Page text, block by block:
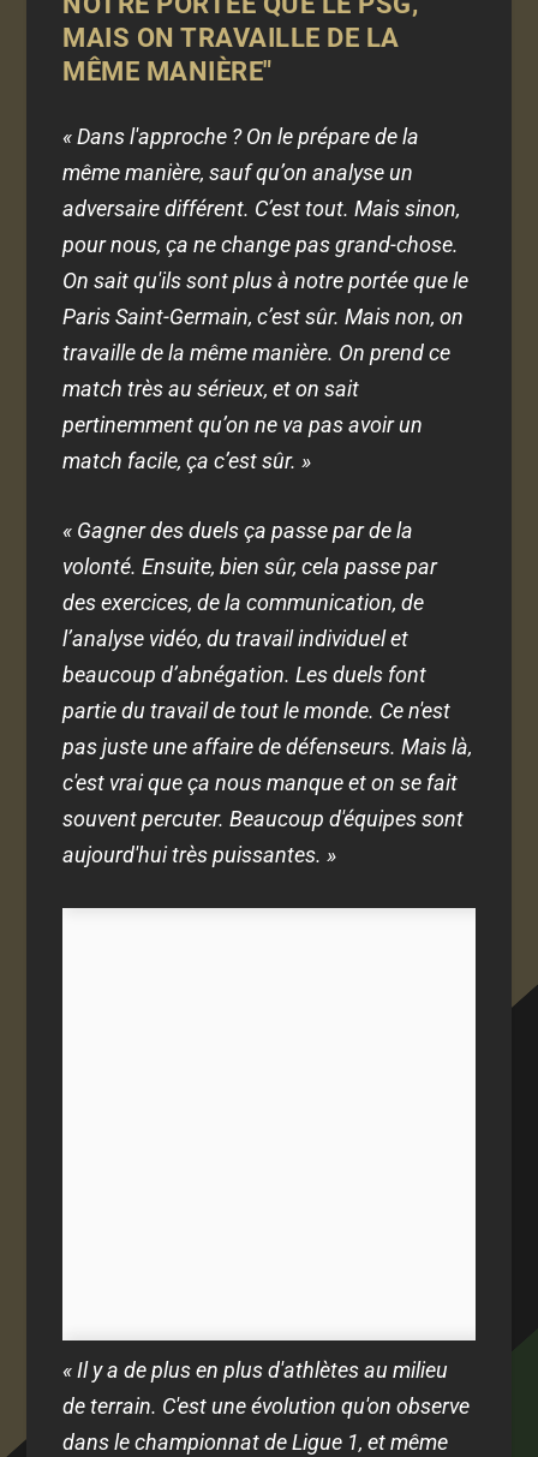
MAIS ON TRAVAILLE DE LA
MÊME MANIÈRE"
« Dans l'approche ? On le prépare de la
même manière, sauf qu’on analyse un
adversaire différent. C’est tout. Mais sinon,
pour nous, ça ne change pas grand-chose.
On sait qu'ils sont plus à notre portée que le
Paris Saint-Germain, c’est sûr. Mais non, on
travaille de la même manière. On prend ce
match très au sérieux, et on sait
pertinemment qu’on ne va pas avoir un
match facile, ça c’est sûr. »
« Gagner des duels ça passe par de la
volonté. Ensuite, bien sûr, cela passe par
des exercices, de la communication, de
l’analyse vidéo, du travail individuel et
beaucoup d’abnégation. Les duels font
partie du travail de tout le monde. Ce n'est
pas juste une affaire de défenseurs. Mais là,
c'est vrai que ça nous manque et on se fait
souvent percuter. Beaucoup d'équipes sont
aujourd'hui très puissantes. »
« Il y a de plus en plus d'athlètes au milieu
de terrain. C'est une évolution qu'on observe
dans le championnat de Ligue 1, et même